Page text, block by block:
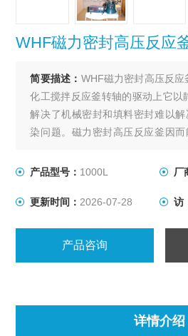
WHF磁力密封高压反应
简要描述： WHF磁力密封高压反
化工搅拌反应釜转轴的驱动上它以
解决了机械密封和填料密封难以
染问题。磁力密封高压反应釜因
化学反应，特别适于制药、染料、
产品型号： 1000L 厂
更新时间： 2026-07-28 访
产品咨询
详情介绍